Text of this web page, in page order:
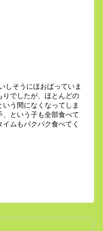
しそうにほおばっていま
りでしたが、ほとんどの
う間になくなってしま
、という子も全部食べて
ムもパクパク食べてく